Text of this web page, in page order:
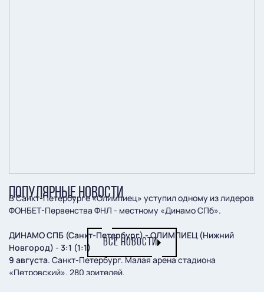
В Санкт-Петербурге «Олимпиец» уступил одному из лидеров
ФОНБЕТ-Первенства ФНЛ - местному «Динамо СПб».
ДИНАМО СПБ (Санкт-Петербург) - ОЛИМПИЕЦ (Нижний
Новгород) - 3:1 (1:1)
9 августа. Санкт-Петербург. Малая арена стадиона
«Петровский». 280 зрителей.
ПОПУЛЯРНЫЕ НОВОСТИ
ВСЕ НОВОСТИ